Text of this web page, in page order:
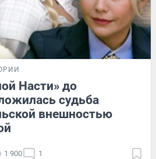
Насти» до
судьба
внешностью
1 900 1